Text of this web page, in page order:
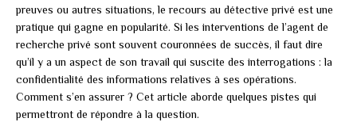
preuves ou autres situations, le recours au détective privé est une
pratique qui gagne en popularité. Si les interventions de l’agent de
recherche privé sont souvent couronnées de succès, il faut dire
qu’il y a un aspect de son travail qui suscite des interrogations : la
confidentialité des informations relatives à ses opérations.
Comment s’en assurer ? Cet article aborde quelques pistes qui
permettront de répondre à la question.